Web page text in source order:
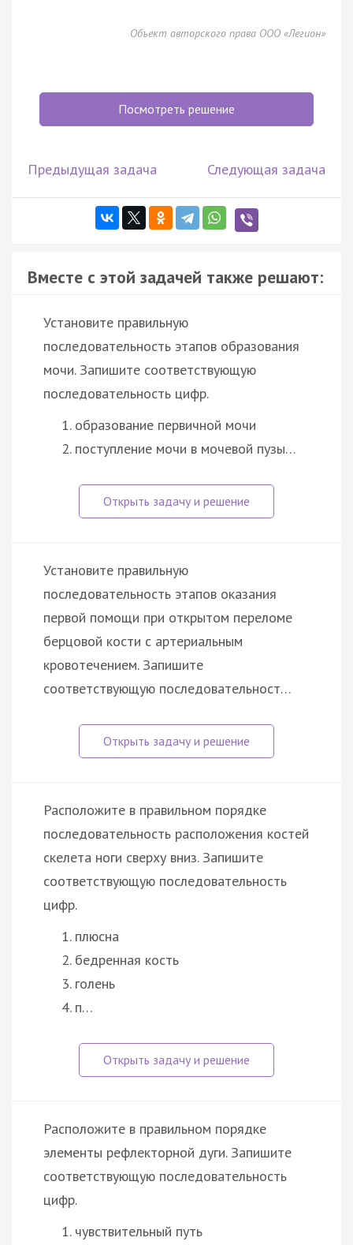
Объект авторского права ООО «Легион»
Посмотреть решение
Предыдущая задача Следующая задача
Вместе с этой задачей также решают:
Установите правильную
последовательность этапов образования
мочи. Запишите соответствующую
последовательность цифр.
образование первичной мочи
поступление мочи в мочевой пузы…
Установите правильную
последовательность этапов оказания
первой помощи при открытом переломе
берцовой кости с артериальным
кровотечением. Запишите
соответствующую последовательност…
Расположите в правильном порядке
последовательность расположения костей
скелета ноги сверху вниз. Запишите
соответствующую последовательность
цифр.
плюсна
бедренная кость
голень
п…
Расположите в правильном порядке
элементы рефлекторной дуги. Запишите
соответствующую последовательность
цифр.
чувствительный путь